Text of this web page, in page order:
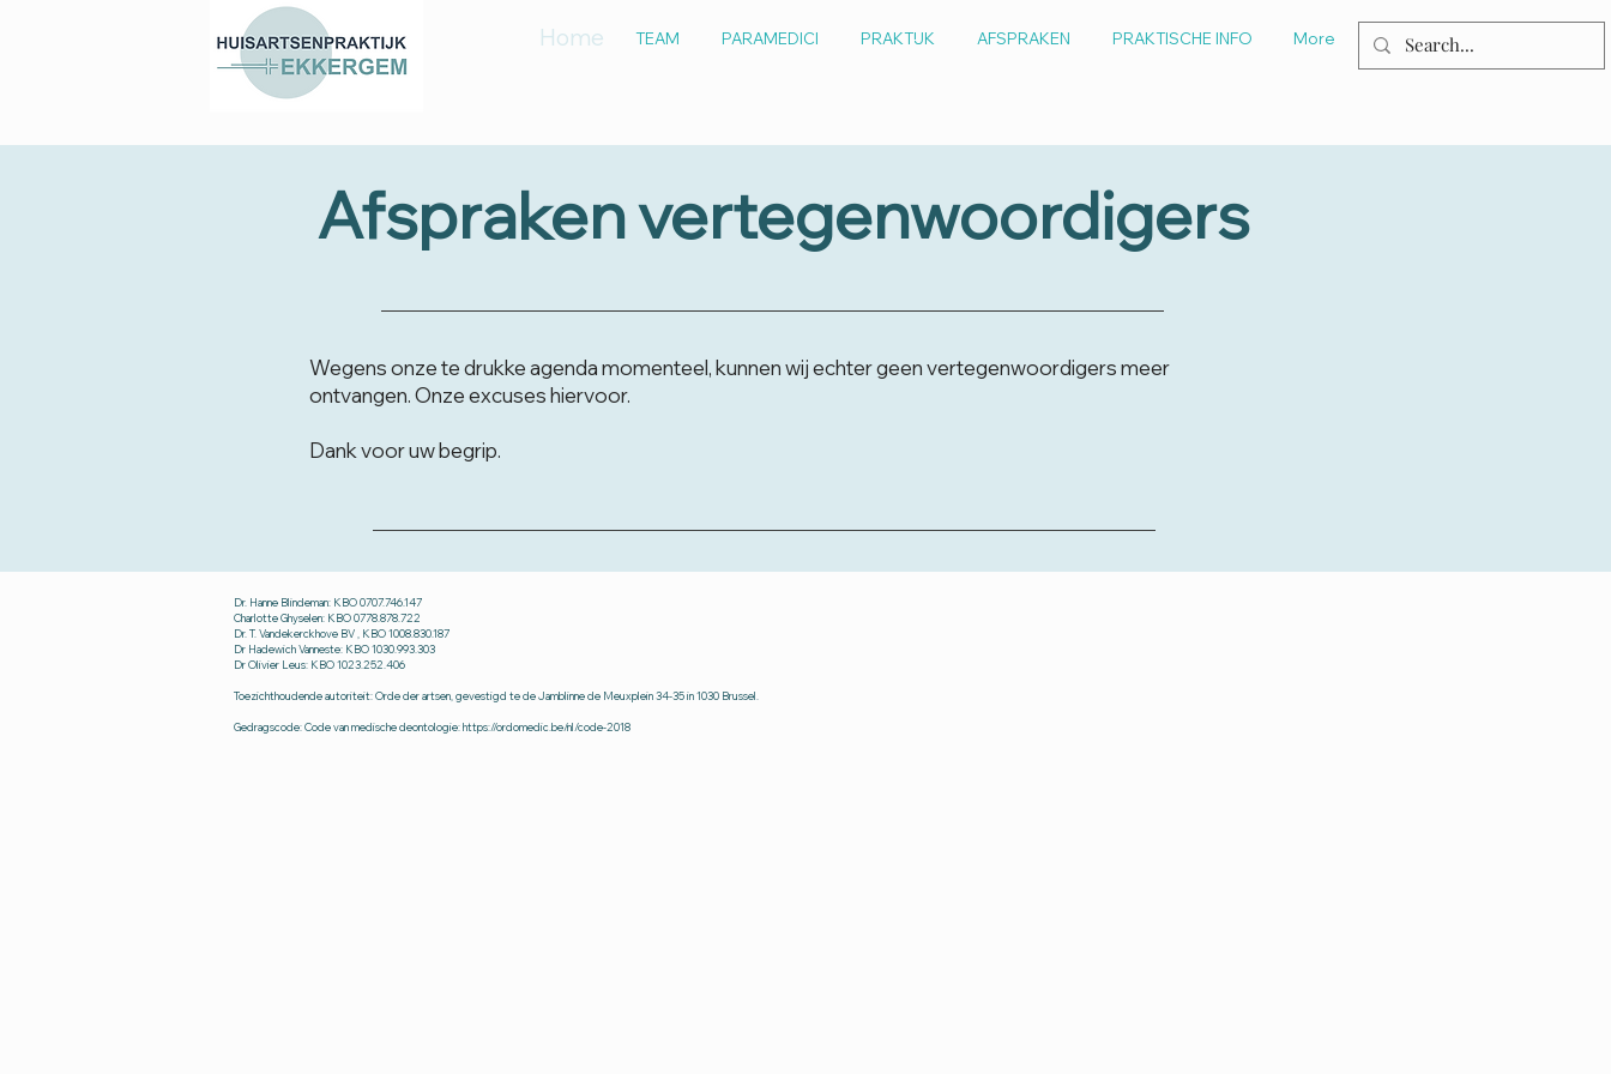
Home TEAM PARAMEDICI PRAKTIJK AFSPRAKEN PRAKTISCHE INFO More
Afspraken vertegenwoordigers
Wegens onze te drukke agenda momenteel, kunnen wij echter geen vertegenwoordigers meer
ontvangen. Onze excuses hiervoor.
Dank voor uw begrip.
Dr. Hanne Blindeman: KBO0707.746.147
Charlotte Ghyselen: KBO 0778.878.722
Dr. T. Vandekerckhove BV , KBO 1008.830.187
Dr Hadewich Vanneste: KBO 1030.993.303
Dr Olivier Leus: KBO 1023.252.406
Toezichthoudende autoriteit: Orde der artsen, gevestigd te de Jamblinne de Meuxplein 34-35 in 1030 Brussel.
Gedragscode: Code van medische deontologie:https://ordomedic.be/nl/code-2018